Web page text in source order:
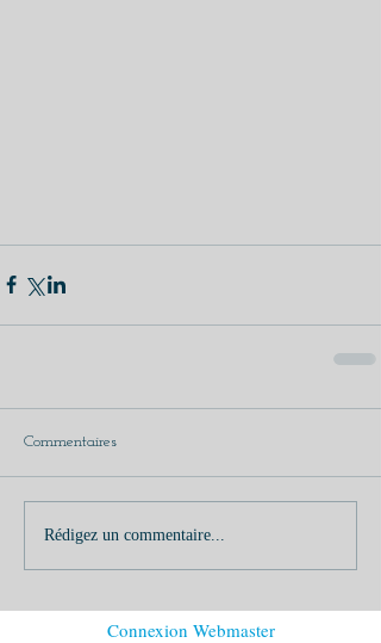
Commentaires
Rédigez un commentaire...
Connexion Webmaster